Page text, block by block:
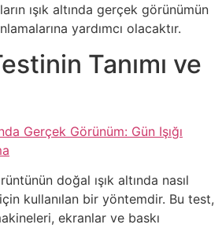
ışık altında gerçek görünümün
yardımcı olacaktır.
Tanımı ve
Gerçek Görünüm: Gün Işığı
doğal ışık altında nasıl
için kullanılan bir yöntemdir. Bu test,
ekranlar ve baskı